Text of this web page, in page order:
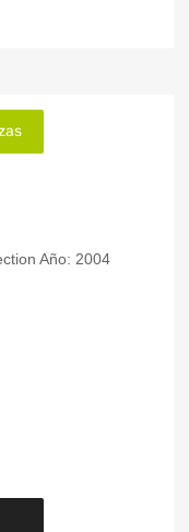
Año: 2004